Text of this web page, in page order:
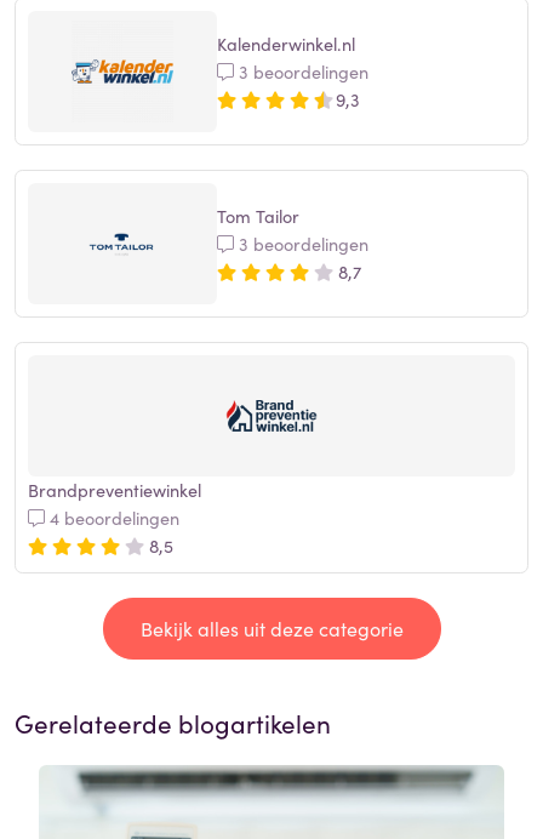
Kalenderwinkel.nl
3 beoordelingen
9,3
Tom Tailor
3 beoordelingen
8,7
Brandpreventiewinkel
4 beoordelingen
8,5
Bekijk alles uit deze categorie
Gerelateerde blogartikelen